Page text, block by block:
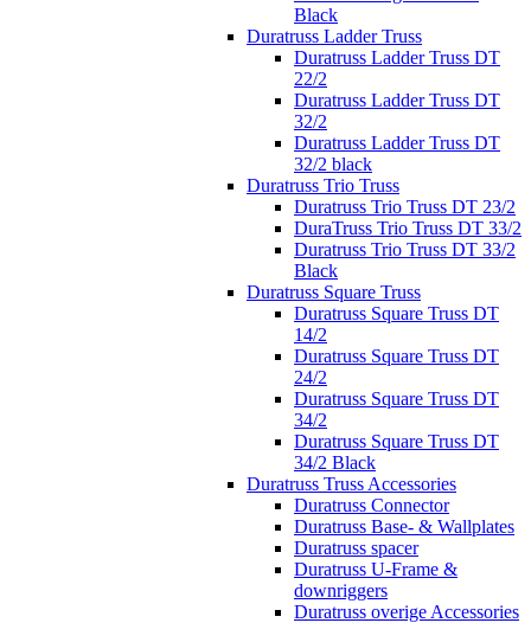
Black
Duratruss Ladder Truss
Duratruss Ladder Truss DT
22/2
Duratruss Ladder Truss DT
32/2
Duratruss Ladder Truss DT
32/2 black
Duratruss Trio Truss
Duratruss Trio Truss DT 23/2
DuraTruss Trio Truss DT 33/2
Duratruss Trio Truss DT 33/2
Black
Duratruss Square Truss
Duratruss Square Truss DT
14/2
Duratruss Square Truss DT
24/2
Duratruss Square Truss DT
34/2
Duratruss Square Truss DT
34/2 Black
Duratruss Truss Accessories
Duratruss Connector
Duratruss Base- & Wallplates
Duratruss spacer
Duratruss U-Frame &
downriggers
Duratruss overige Accessories